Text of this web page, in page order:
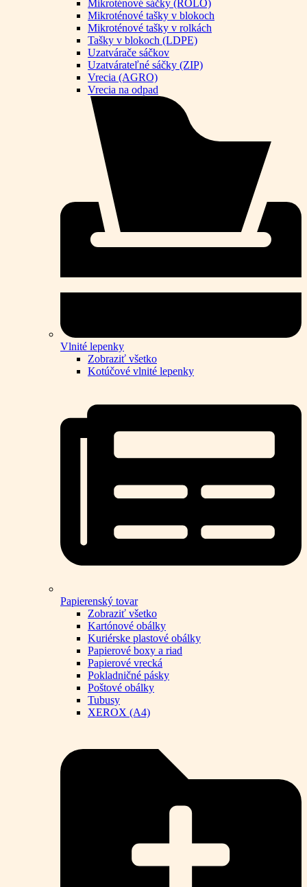
Mikroténové sáčky (ROLO)
Mikroténové tašky v blokoch
Mikroténové tašky v rolkách
Tašky v blokoch (LDPE)
Uzatvárače sáčkov
Uzatvárateľné sáčky (ZIP)
Vrecia (AGRO)
Vrecia na odpad
Vlnité lepenky
Zobraziť všetko
Kotúčové vlnité lepenky
Papierenský tovar
Zobraziť všetko
Kartónové obálky
Kuriérske plastové obálky
Papierové boxy a riad
Papierové vrecká
Pokladničné pásky
Poštové obálky
Tubusy
XEROX (A4)